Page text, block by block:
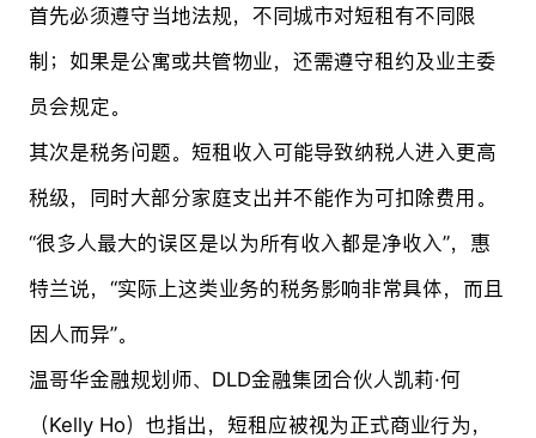
首先必须遵守当地法规，不同城市对短租有不同限
制；如果是公寓或共管物业，还需遵守租约及业主委
员会规定。
其次是税务问题。短租收入可能导致纳税人进入更高
税级，同时大部分家庭支出并不能作为可扣除费用。
“很多人最大的误区是以为所有收入都是净收入”，惠
特兰说，“实际上这类业务的税务影响非常具体，而且
因人而异”。
温哥华金融规划师、DLD金融集团合伙人凯莉·何
（Kelly Ho）也指出，短租应被视为正式商业行为，